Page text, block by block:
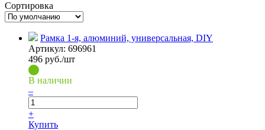
Сортировка
Рамка 1-я, алюминий, универсальная, DIY
Артикул: 696961
496 руб./шт
В наличии
–
+
Купить